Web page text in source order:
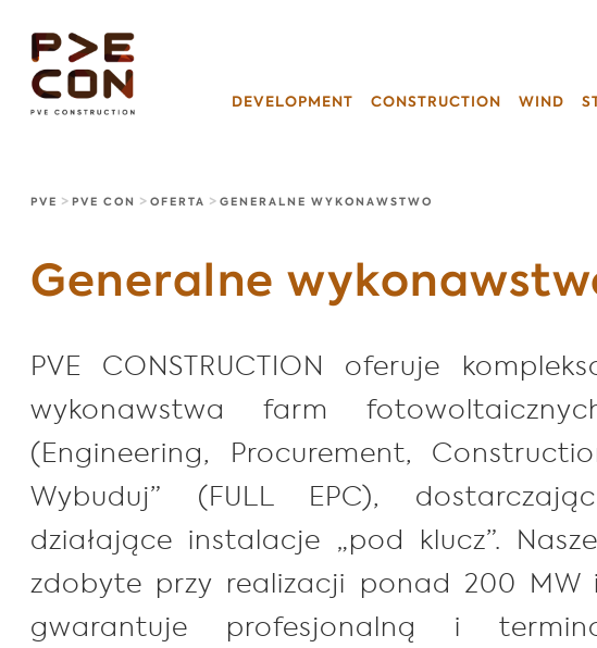
DEVELOPMENT CONSTRUCTION WIND
PVE > PVE CON > OFERTA > GENERALNE WYKONAWSTWO
Generalne
PVE CONSTRUCTION oferuje
wykonawstwa farm
(Engineering, Procurement,
Wybuduj” (FULL EPC),
działające instalacje „pod klucz”.
zdobyte przy realizacji ponad 200 MW
gwarantuje profesjonalną i